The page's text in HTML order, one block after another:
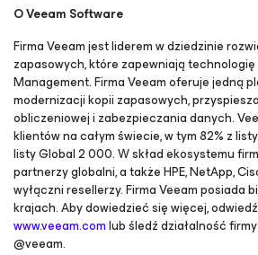
O Veeam Software
Firma Veeam jest liderem w dziedzinie
zapasowych, które zapewniają
Management. Firma Veeam oferuje jedną
modernizacji kopii zapasowych,
obliczeniowej i zabezpieczania danych.
klientów na całym świecie, w tym 82% z
listy Global 2 000. W skład ekosystemu
partnerzy globalni, a także HPE, NetApp,
wyłączni resellerzy. Firma Veeam posiada
krajach. Aby dowiedzieć się więcej,
www.veeam.comlub śledź działalność
@veeam.